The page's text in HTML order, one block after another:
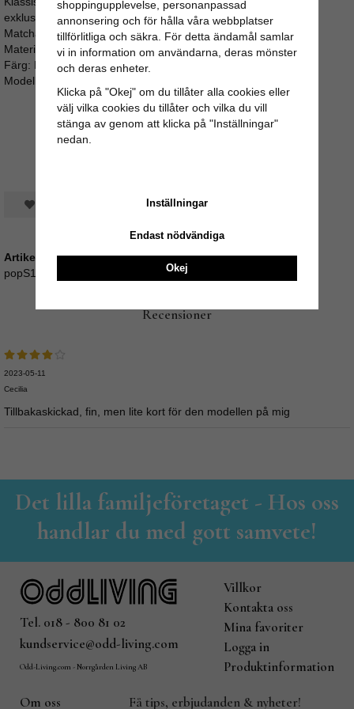
exklusiva Poppins Clothing.
Matchande klädda knappar och vid kjol.
Material: 100% Bomull
Färg: Blå botten med mönster av blommor som på bilderna
Modellen är 162 cm och bär storlek M.
Spara som favorit
Artikelnummer:
popS18_160_EB-S
Recensioner
2023-05-11
Cecilia
Tillbakaskickad, fin, men lite kort för den modellen på mig
Det lilla familjeföretaget - Hos oss
handlar du med gott samvete!
Tel. 018 - 800 81 02
kundservice@odd-living.com
Odd-Living.com - Norrgården Living AB
Villkor
Kontakta oss
Mina favoriter
Logga in
Produktinformation
Om oss Få tips, erbjudanden & nyheter!
shoppingupplevelse, personanpassad
annonsering och för hålla våra webbplatser
tillförlitliga och säkra. För detta ändamål samlar
vi in information om användarna, deras mönster
och deras enheter.
Klicka på "Okej" om du tillåter alla cookies eller
välj vilka cookies du tillåter och vilka du vill
stänga av genom att klicka på "Inställningar"
nedan.
Inställningar
Endast nödvändiga
Okej